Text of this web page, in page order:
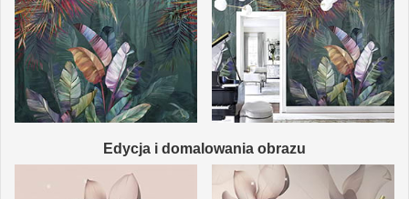
Edycja i domalowania obrazu